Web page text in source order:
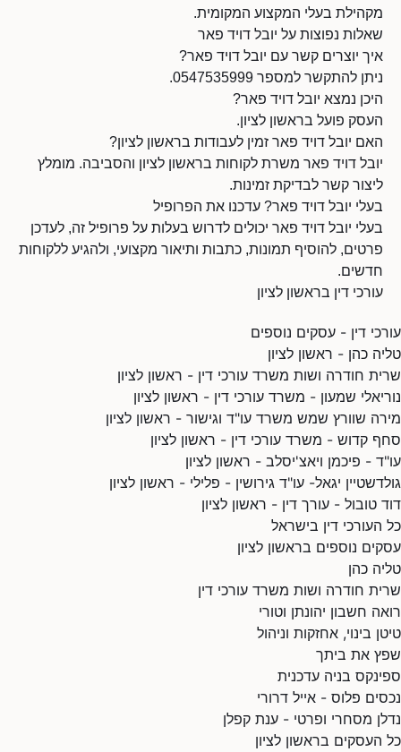
מקהילת בעלי המקצוע המקומית.
שאלות נפוצות על יובל דויד פאר
איך יוצרים קשר עם יובל דויד פאר?
ניתן להתקשר למספר 0547535999.
היכן נמצא יובל דויד פאר?
העסק פועל בראשון לציון.
האם יובל דויד פאר זמין לעבודות בראשון לציון?
יובל דויד פאר משרת לקוחות בראשון לציון והסביבה. מומלץ
ליצור קשר לבדיקת זמינות.
בעלי יובל דויד פאר? עדכנו את הפרופיל
בעלי יובל דויד פאר יכולים לדרוש בעלות על פרופיל זה, לעדכן
פרטים, להוסיף תמונות, כתבות ותיאור מקצועי, ולהגיע ללקוחות
חדשים.
עורכי דין בראשון לציון
עורכי דין - עסקים נוספים
טליה כהן - ראשון לציון
שרית חודרה ושות משרד עורכי דין - ראשון לציון
נוריאלי שמעון - משרד עורכי דין - ראשון לציון
מירה שוורץ שמש משרד עו"ד וגישור - ראשון לציון
סחף קדוש - משרד עורכי דין - ראשון לציון
עו"ד - פיכמן ויאצ'יסלב - ראשון לציון
גולדשטיין יגאל- עו"ד גירושין - פלילי - ראשון לציון
דוד טובול - עורך דין - ראשון לציון
כל העורכי דין בישראל
עסקים נוספים בראשון לציון
טליה כהן
שרית חודרה ושות משרד עורכי דין
רואה חשבון יהונתן וטורי
טיטן בינוי, אחזקות וניהול
שפץ את ביתך
ספינקס בניה עדכנית
נכסים פלוס - אייל דרורי
נדלן מסחרי ופרטי - ענת קפלן
כל העסקים בראשון לציון